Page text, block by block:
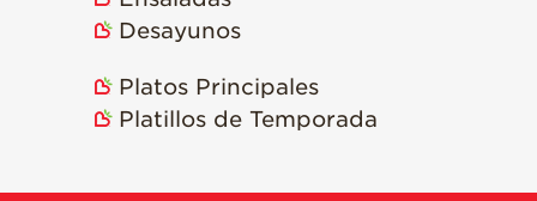
Desayunos
Platos Principales
Platillos de Temporada